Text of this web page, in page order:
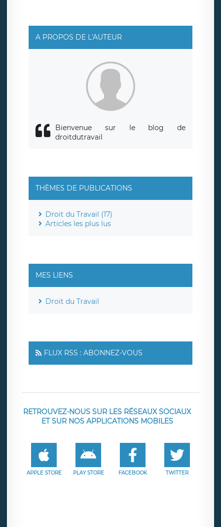
A PROPOS DE L'AUTEUR
Bienvenue sur le blog de
droitdutravail
THÈMES DE PUBLICATIONS
Droit du Travail (17)
Articles les plus lus
MES LIENS
Droit du Travail
FLUX RSS : ABONNEZ-VOUS
RETROUVEZ-NOUS SUR LES RÉSEAUX SOCIAUX
ET SUR NOS APPLICATIONS MOBILES
APPLE STORE PLAY STORE FACEBOOK TWITTER